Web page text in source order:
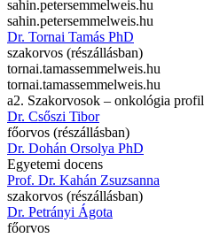
sahin.petersemmelweis.hu
sahin.petersemmelweis.hu
Dr. Tornai Tamás PhD
szakorvos (részállásban)
tornai.tamassemmelweis.hu
tornai.tamassemmelweis.hu
a2. Szakorvosok – onkológia profil
Dr. Csőszi Tibor
főorvos (részállásban)
Dr. Dohán Orsolya PhD
Egyetemi docens
Prof. Dr. Kahán Zsuzsanna
szakorvos (részállásban)
Dr. Petrányi Ágota
főorvos